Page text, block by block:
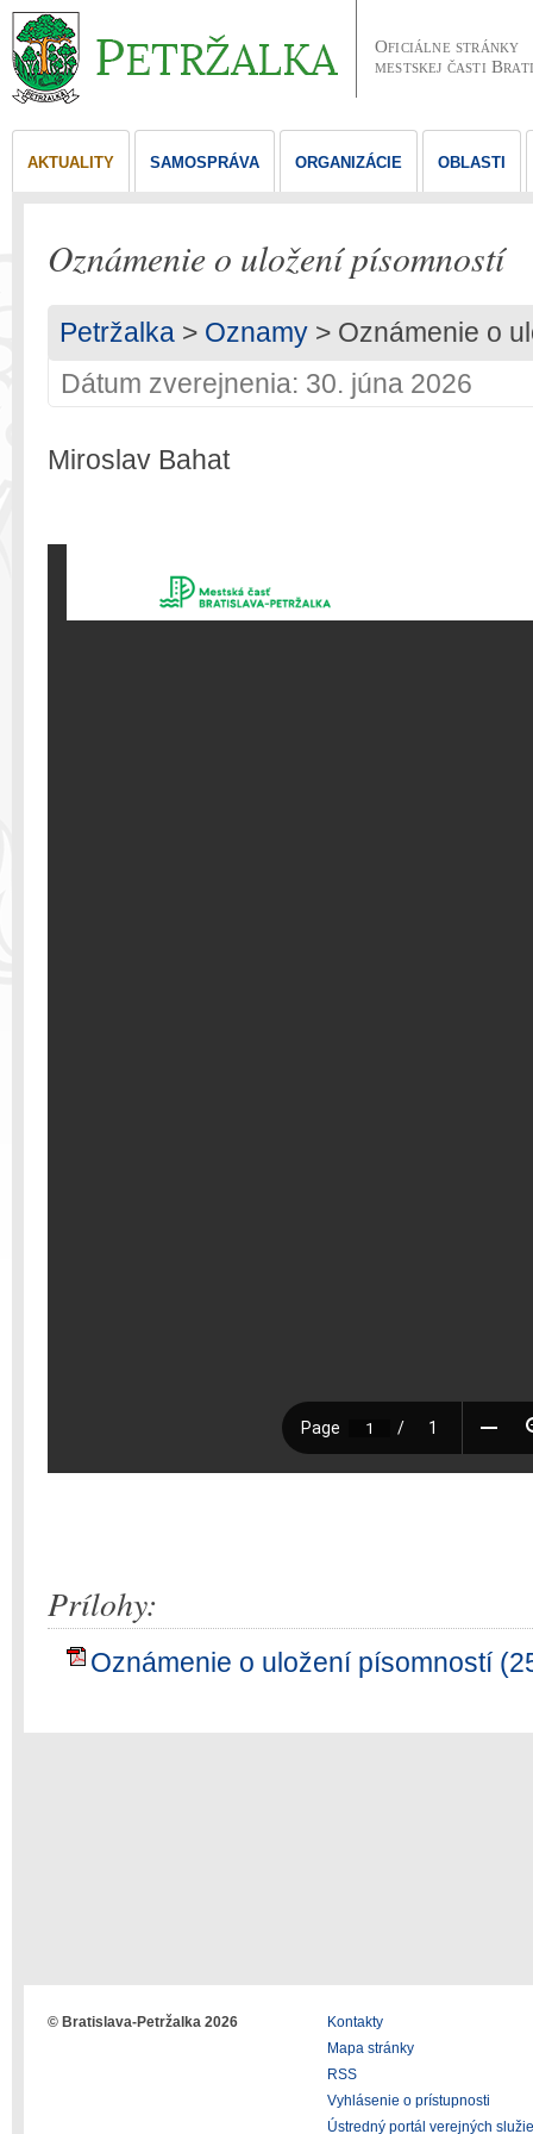
Oficiálne stránky
mestskej časti
AKTUALITY SAMOSPRÁVA ORGANIZÁCIE OBLASTI
Oznámenie o uložení písomností
Petržalka > Oznamy > Oznámenie o
Dátum zverejnenia: 30. júna 2026
Miroslav Bahat
Prílohy:
Oznámenie o uložení písomností
© Bratislava-Petržalka 2026
Kontakty
Mapa stránky
RSS
Vyhlásenie o prístupnosti
Ústredný portál verejných